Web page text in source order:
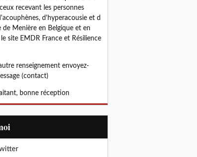
recevant les personnes
d'hyperacousie et d
de Menière en Belgique et en
le site EMDR France et Résilience
renseignement envoyez-
(contact)
bonne réception